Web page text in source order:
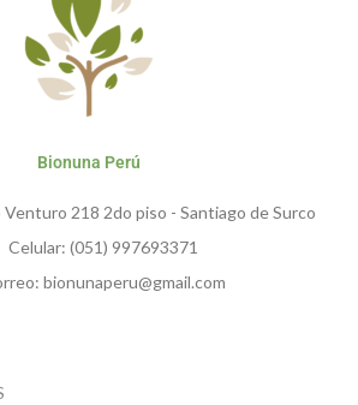
Bionuna Perú
218 2do piso - Santiago de Surco
Celular: (051) 997693371
bionunaperu@gmail.com